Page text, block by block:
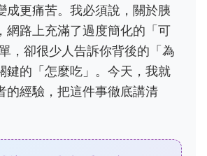
成更痛苦。我必須說，關於胰
網路上充滿了過度簡化的「可
，卻很少人告訴你背後的「為
鍵的「怎麼吃」。今天，我就
的經驗，把這件事徹底講清